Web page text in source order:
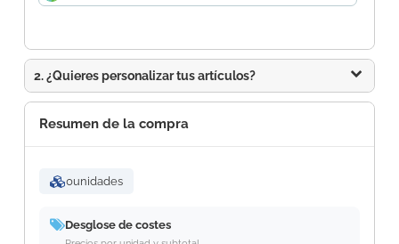
2. ¿Quieres personalizar tus artículos?
Resumen de la compra
0unidades
Desglose de costes